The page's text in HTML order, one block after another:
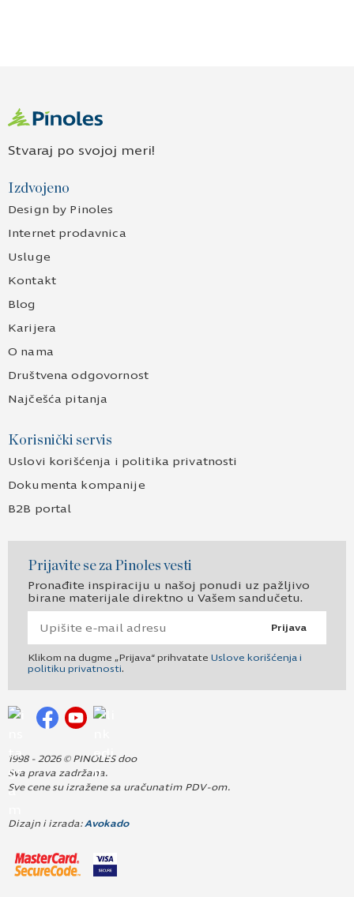
Stvaraj po svojoj meri!
Izdvojeno
Design by Pinoles
Internet prodavnica
Usluge
Kontakt
Blog
Karijera
O nama
Društvena odgovornost
Najčešća pitanja
Korisnički servis
Uslovi korišćenja i politika privatnosti
Dokumenta kompanije
B2B portal
Prijavite se za Pinoles vesti
Pronađite inspiraciju u našoj ponudi uz pažljivo
birane materijale direktno u Vašem sandučetu.
Prijava
Klikom na dugme „Prijava“ prihvatate Uslove korišćenja i
politiku privatnosti.
1998 - 2026 © PINOLES doo
Sva prava zadržana.
Sve cene su izražene sa uračunatim PDV-om.
Dizajn i izrada:Avokado